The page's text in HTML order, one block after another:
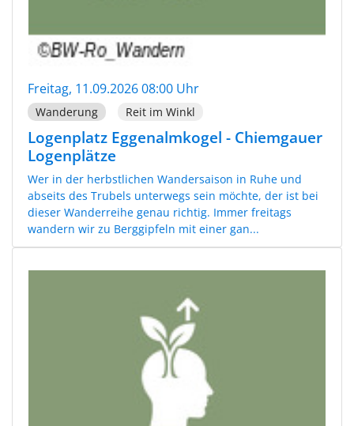
Freitag, 11.09.2026 08:00 Uhr
Wanderung Reit im Winkl
Logenplatz Eggenalmkogel - Chiemgauer
Logenplätze
Wer in der herbstlichen Wandersaison in Ruhe und
abseits des Trubels unterwegs sein möchte, der ist bei
dieser Wanderreihe genau richtig. Immer freitags
wandern wir zu Berggipfeln mit einer gan...